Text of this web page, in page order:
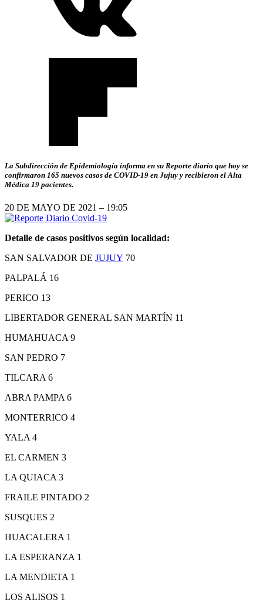
La Subdirección de Epidemiología informa en su Reporte diario que hoy se
confirmaron 165 nuevos casos de COVID-19 en Jujuy y recibieron el Alta
Médica 19 pacientes.
20 DE MAYO DE 2021 – 19:05
Detalle de casos positivos según localidad:
SAN SALVADOR DE JUJUY 70
PALPALÁ 16
PERICO 13
LIBERTADOR GENERAL SAN MARTÍN 11
HUMAHUACA 9
SAN PEDRO 7
TILCARA 6
ABRA PAMPA 6
MONTERRICO 4
YALA 4
EL CARMEN 3
LA QUIACA 3
FRAILE PINTADO 2
SUSQUES 2
HUACALERA 1
LA ESPERANZA 1
LA MENDIETA 1
LOS ALISOS 1